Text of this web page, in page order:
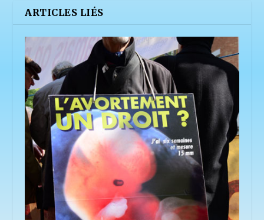
ARTICLES LIÉS